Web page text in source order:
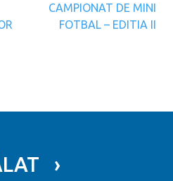
CAMPIONAT DE MINI
FOTBAL – EDITIA II
›